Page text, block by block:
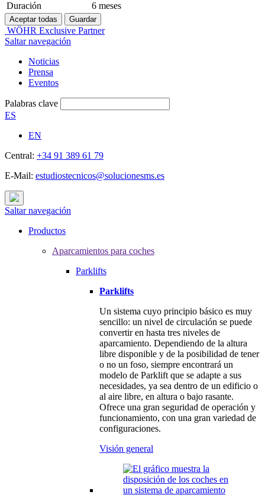
Duración
6 meses
WÖHR Exclusive Partner
Saltar navegación
Noticias
Prensa
Eventos
Palabras clave
ES
EN
Central: +34 91 389 61 79
E-Mail: estudiostecnicos@solucionesms.es
Saltar navegación
Productos
Aparcamientos para coches
Parklifts
Parklifts
Un sistema cuyo principio básico es muy
sencillo: un nivel de circulación se puede
convertir en hasta tres niveles de
aparcamiento. Dependiendo de la altura
libre disponible y de la posibilidad de tener
o no un foso, siempre encontrará un
modelo de Parklift que se adapte a sus
necesidades, ya sea dentro de un edificio o
al aire libre, en altura o bajo rasante.
Ofrece una gran seguridad de operación y
funcionamiento, con una gran variedad de
configuraciones.
Visión general